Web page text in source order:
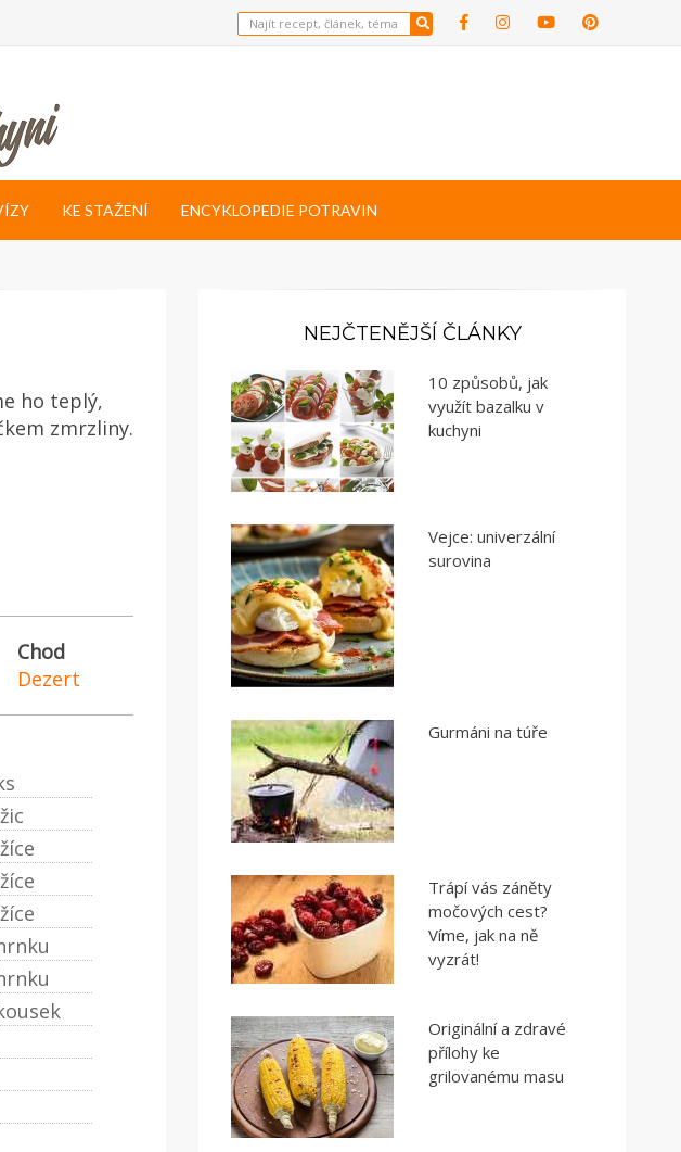
KE STAŽENÍ ENCYKLOPEDIE POTRAVIN
ho teplý,
zmrzliny.
Chod
Dezert
NEJČTENĚJŠÍ ČLÁNKY
10 způsobů, jak
využít bazalku v
kuchyni
Vejce: univerzální
surovina
Gurmáni na túře
Trápí vás záněty
močových cest?
Víme, jak na ně
vyzrát!
Originální a zdravé
přílohy ke
grilovanému masu